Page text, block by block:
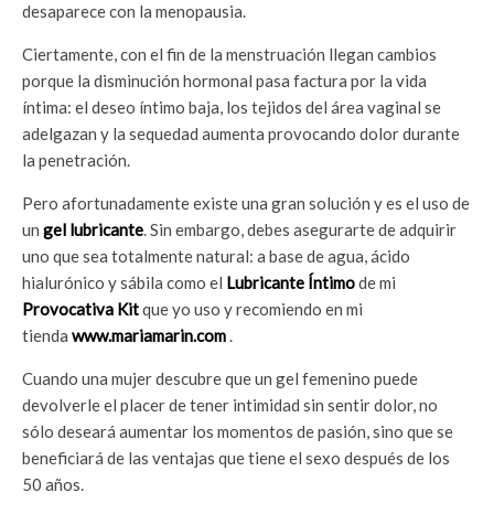
desaparece con la menopausia.
Ciertamente, con el fin de la menstruación llegan cambios
porque la disminución hormonal pasa factura por la vida
íntima: el deseo íntimo baja, los tejidos del área vaginal se
adelgazan y la sequedad aumenta provocando dolor durante
la penetración.
Pero afortunadamente existe una gran solución y es el uso de
un gel lubricante. Sin embargo, debes asegurarte de adquirir
uno que sea totalmente natural: a base de agua, ácido
hialurónico y sábila como el Lubricante Íntimode mi
Provocativa Kitque yo uso y recomiendo en mi
tienda www.mariamarin.com.
Cuando una mujer descubre que un gel femenino puede
devolverle el placer de tener intimidad sin sentir dolor, no
sólo deseará aumentar los momentos de pasión, sino que se
beneficiará de las ventajas que tiene el sexo después de los
50 años.